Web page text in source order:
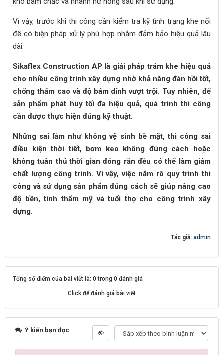
Vì vậy, trước khi thi công cần kiểm tra kỹ tình trạng khe nối
để có biện pháp xử lý phù hợp nhằm đảm bảo hiệu quả lâu
dài.
Sikaflex Construction AP là giải pháp trám khe hiệu quả
cho nhiều công trình xây dựng nhờ khả năng đàn hồi tốt,
chống thấm cao và độ bám dính vượt trội. Tuy nhiên, để
sản phẩm phát huy tối đa hiệu quả, quá trình thi công
cần được thực hiện đúng kỹ thuật.
Những sai lầm như không vệ sinh bề mặt, thi công sai
điều kiện thời tiết, bơm keo không đúng cách hoặc
không tuân thủ thời gian đóng rắn đều có thể làm giảm
chất lượng công trình. Vì vậy, việc nắm rõ quy trình thi
công và sử dụng sản phẩm đúng cách sẽ giúp nâng cao
độ bền, tính thẩm mỹ và tuổi thọ cho công trình xây
dựng.
Tác giả: admin
Tổng số điểm của bài viết là: 0 trong 0 đánh giá
Click để đánh giá bài viết
Ý kiến bạn đọc